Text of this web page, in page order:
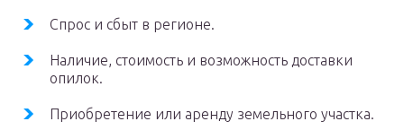
Спрос и сбыт в регионе.
Наличие, стоимость и возможность доставки
опилок.
Приобретение или аренду земельного участка.